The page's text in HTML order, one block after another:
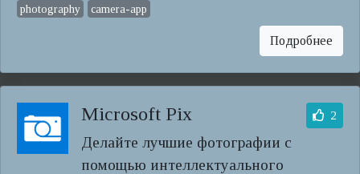
photography camera-app
Подробнее
Microsoft Pix
Делайте лучшие фотографии с
помощью интеллектуального
2